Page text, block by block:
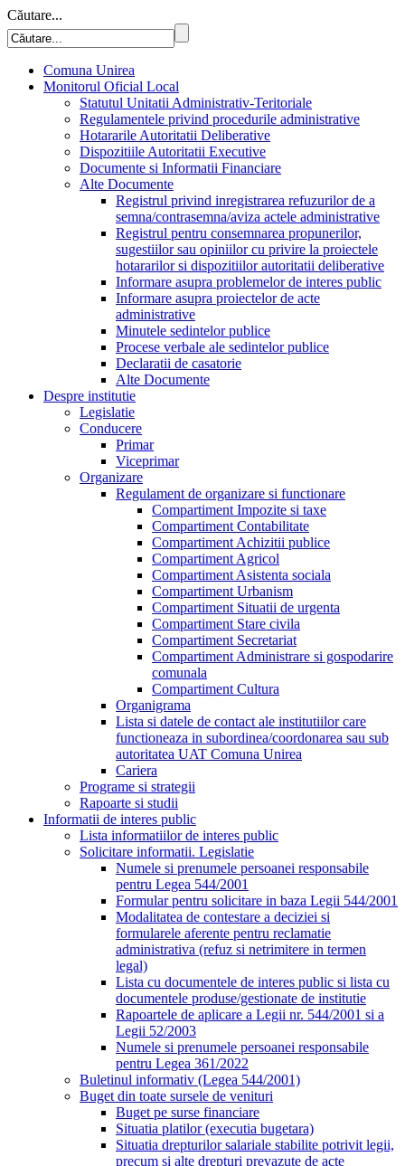
Căutare...
Comuna Unirea
Monitorul Oficial Local
Statutul Unitatii Administrativ-Teritoriale
Regulamentele privind procedurile administrative
Hotararile Autoritatii Deliberative
Dispozitiile Autoritatii Executive
Documente si Informatii Financiare
Alte Documente
Registrul privind inregistrarea refuzurilor de a
semna/contrasemna/aviza actele administrative
Registrul pentru consemnarea propunerilor,
sugestiilor sau opiniilor cu privire la proiectele
hotararilor si dispozitiilor autoritatii deliberative
Informare asupra problemelor de interes public
Informare asupra proiectelor de acte
administrative
Minutele sedintelor publice
Procese verbale ale sedintelor publice
Declaratii de casatorie
Alte Documente
Despre institutie
Legislatie
Conducere
Primar
Viceprimar
Organizare
Regulament de organizare si functionare
Compartiment Impozite si taxe
Compartiment Contabilitate
Compartiment Achizitii publice
Compartiment Agricol
Compartiment Asistenta sociala
Compartiment Urbanism
Compartiment Situatii de urgenta
Compartiment Stare civila
Compartiment Secretariat
Compartiment Administrare si gospodarire
comunala
Compartiment Cultura
Organigrama
Lista si datele de contact ale institutiilor care
functioneaza in subordinea/coordonarea sau sub
autoritatea UAT Comuna Unirea
Cariera
Programe si strategii
Rapoarte si studii
Informatii de interes public
Lista informatiilor de interes public
Solicitare informatii. Legislatie
Numele si prenumele persoanei responsabile
pentru Legea 544/2001
Formular pentru solicitare in baza Legii 544/2001
Modalitatea de contestare a deciziei si
formularele aferente pentru reclamatie
administrativa (refuz si netrimitere in termen
legal)
Lista cu documentele de interes public si lista cu
documentele produse/gestionate de institutie
Rapoartele de aplicare a Legii nr. 544/2001 si a
Legii 52/2003
Numele si prenumele persoanei responsabile
pentru Legea 361/2022
Buletinul informativ (Legea 544/2001)
Buget din toate sursele de venituri
Buget pe surse financiare
Situatia platilor (executia bugetara)
Situatia drepturilor salariale stabilite potrivit legii,
precum si alte drepturi prevazute de acte